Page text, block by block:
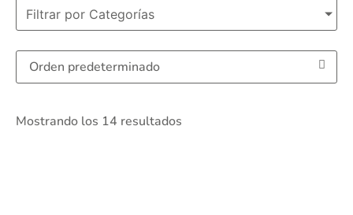
Filtrar por Categorías
Mostrando los 14 resultados